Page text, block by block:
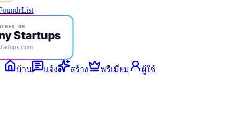
ON
Startups
บ้าน แจ้ง สร้าง พรีเมี่ยม ผู้ใช้